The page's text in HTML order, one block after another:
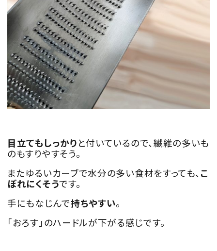
目立てもしっかりと付いているので、繊維の多いも
のもすりやすそう。
またゆるいカーブで水分の多い食材をすっても、 こ
ぼれにくそうです。
手にもなじんで持ちやすい。
「おろす」のハードルが下がる感じです。